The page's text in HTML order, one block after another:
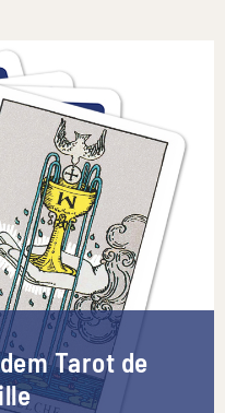
Tarot de